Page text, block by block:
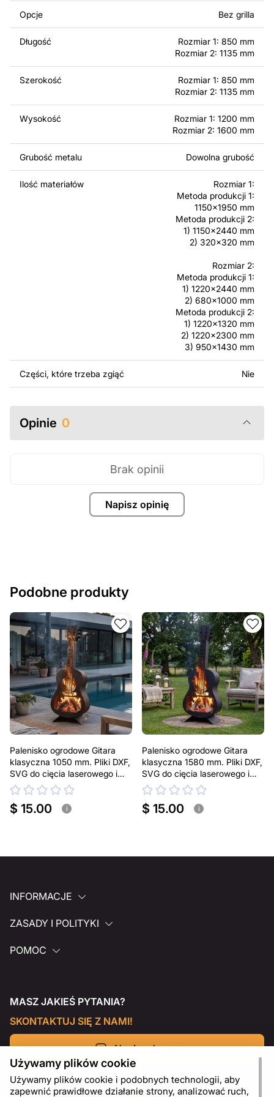
tworząc integralną konstrukcję kominka. W tym
kominka.
Korzystając z tych plików możesz przy pomocy
przyrzaądu do cięcia samodzielnie stworzyć wysokiej
jakości produkt z kawałka blachy. Rysunki zostały
zaprojektowane z myślą o nowoczesnej estetyce i
łatwym montażu, aby można było cieszyć się pracą nad
swoim projektem.
Można używać tych plików do tworzenia gotowych
produktów zarówno do użytku osobistego, jak i
komercyjnego, w tym do sprzedaży produktów
wykonanych na podstawie tych projektów. Należy
jednak pamiętać, że odsprzedaż lub udostępnianie
oryginalnych bądź zmodyfikowanych plików jest
Za dodatkową opłatą możemy dostosować projekt
poprzez dodanie tekstu, obrazów lub logo Twojej firmy
albo wprowadzenie innych modyfikacji według Twoich
potrzeb. Jeśli potrzebujesz indywidualnego projektu
metalowego produktu, skontaktuj się z nami.
Jeśli masz jakiekolwiek pytania lub potrzebujesz
pomocy, skontaktuj się z nami w dowolnym momencie –
zawsze chętnie pomożemy.
Opcje Bez grilla
Długość
Rozmiar 1: 850 mm
Rozmiar 2: 1135 mm
Szerokość
Rozmiar 1: 850 mm
Rozmiar 2: 1135 mm
Wysokość
Rozmiar 1: 1200 mm
Rozmiar 2: 1600 mm
Grubość metalu Dowolna grubość
Ilość materiałów
Rozmiar 1:
Metoda produkcji 1:
1150x1950 mm
Metoda produkcji 2:
1) 1150x2440 mm
2) 320x320 mm
Rozmiar 2:
Metoda produkcji 1:
1) 1220x2440 mm
2) 680x1000 mm
Metoda produkcji 2:
1) 1220x1320 mm
2) 1220x2300 mm
3) 950x1430 mm
Części, które trzeba zgiąć Nie
Opinie 0
Napisz opinię
Brak opinii
Podobne produkty
Palenisko ogrodowe Gitara
klasyczna 1050 mm. Pliki DXF,
SVG do cięcia laserowego i
plazmowego
$ 15.00 i
Palenisko ogrodowe Gitara
klasyczna 1580 mm. Pliki DXF,
SVG do cięcia laserowego i
plazmowego
$ 15.00 i
INFORMACJE
ZASADY I POLITYKI
POMOC
MASZ JAKIEŚ PYTANIA?
SKONTAKTUJ SIĘ Z NAMI!
Napisz do nas
Używamy plików cookie
Używamy plików cookie i podobnych technologii, aby
zapewnić prawidłowe działanie strony, analizować ruch,